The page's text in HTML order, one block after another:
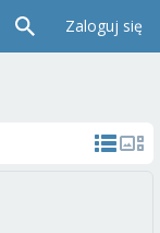
Zaloguj się